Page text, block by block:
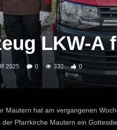
LKW-A
2025 0 332 0
Mautern hat am vergangenen
Pfarrkirche Mautern ein